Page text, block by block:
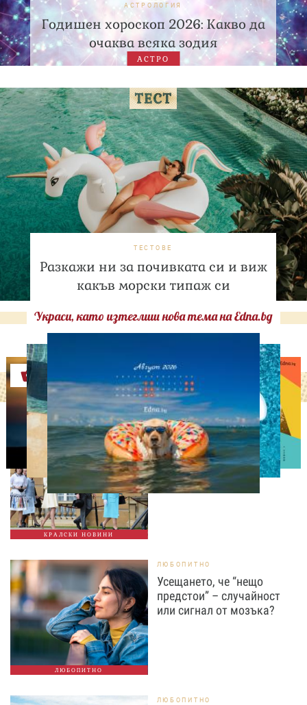
АСТРОЛОГИЯ
Годишен хороскоп 2026: Какво да
очаква всяка зодия
АСТРО
ТЕСТОВЕ
Разкажи ни за почивката си и виж
какъв морски типаж си
Украси, като изтеглиш нова тема на Edna.bg
Оферти
КРАЛСКИ НОВИНИ
СВОБОДНО ВРЕМЕ
Ново бебе в кралското
семейство
ЛЮБОПИТНО
ЛЮБОПИТНО
Усещането, че “нещо
предстои” – случайност
или сигнал от мозъка?
ЛЮБОПИТНО